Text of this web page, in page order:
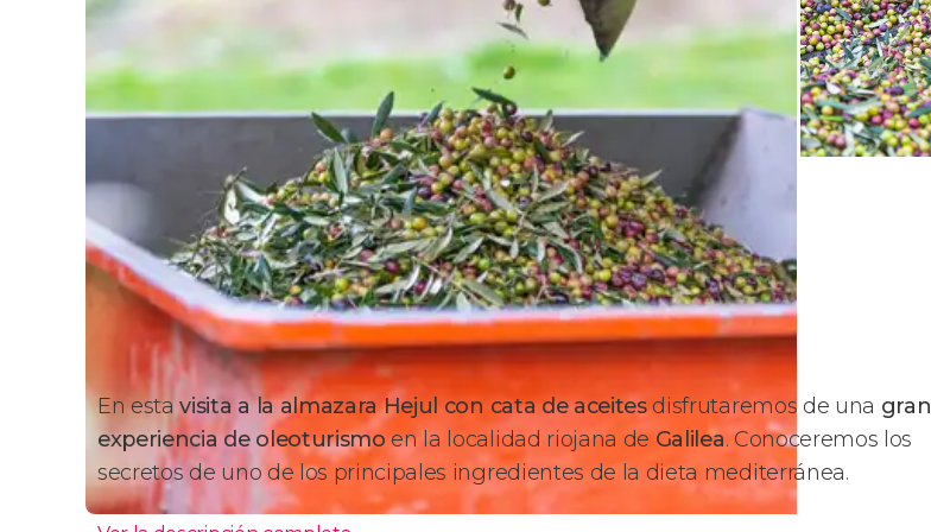
En estavisita a la almazara Hejul con cata de aceitesdisfrutaremos de una gran
experiencia de oleoturismoen la localidad riojana deGalilea. Conoceremos los
secretos de uno de los principales ingredientes de la dieta mediterránea.